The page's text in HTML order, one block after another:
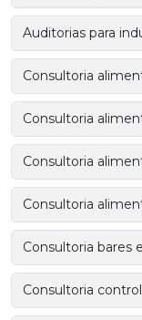
Auditorias para
Consultoria
Consultoria
Consultoria
Consultoria
Consultoria bares
Consultoria